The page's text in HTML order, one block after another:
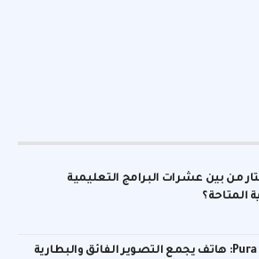
من بين عشرات البرامج التعليمية
المتاحة؟
Pura 90s Pro: هاتف يجمع التصوير الفائق والبطارية